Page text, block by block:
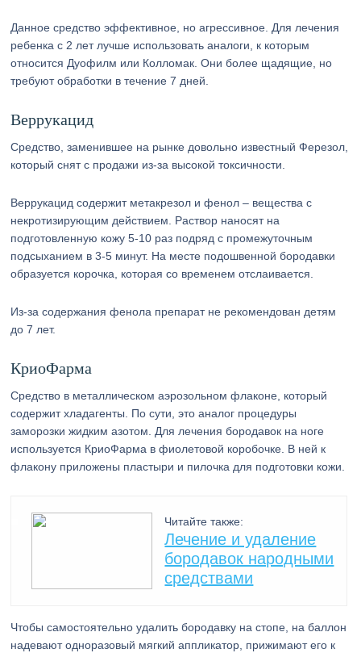
Данное средство эффективное, но агрессивное. Для лечения
ребенка с 2 лет лучше использовать аналоги, к которым
относится Дуофилм или Колломак. Они более щадящие, но
требуют обработки в течение 7 дней.
Веррукацид
Средство, заменившее на рынке довольно известный Ферезол,
который снят с продажи из-за высокой токсичности.
Веррукацид содержит метакрезол и фенол – вещества с
некротизирующим действием. Раствор наносят на
подготовленную кожу 5-10 раз подряд с промежуточным
подсыханием в 3-5 минут. На месте подошвенной бородавки
образуется корочка, которая со временем отслаивается.
Из-за содержания фенола препарат не рекомендован детям
до 7 лет.
КриоФарма
Средство в металлическом аэрозольном флаконе, который
содержит хладагенты. По сути, это аналог процедуры
заморозки жидким азотом. Для лечения бородавок на ноге
используется КриоФарма в фиолетовой коробочке. В ней к
флакону приложены пластыри и пилочка для подготовки кожи.
Читайте также:
Лечение и удаление
бородавок народными
средствами
Чтобы самостоятельно удалить бородавку на стопе, на баллон
надевают одноразовый мягкий аппликатор, прижимают его к